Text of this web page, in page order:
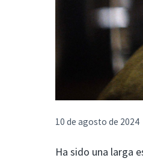
10 de agosto de 2024
Ha sido una larga